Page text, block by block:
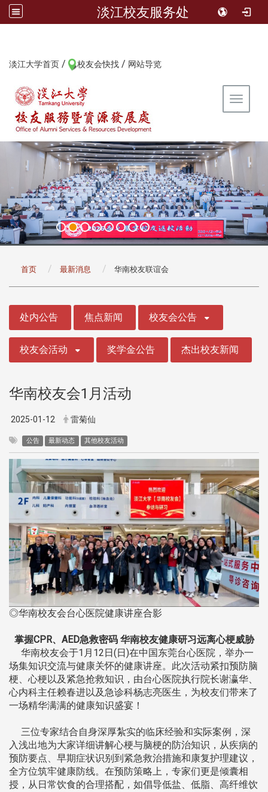
淡江校友服务处
淡江大学首页 / 校友会快找 / 网站导览
Toggle
首页 最新消息 华南校友联谊会
处内公告 焦点新闻 校友会公告
校友会活动 奖学金公告 杰出校友新闻
华南校友会1月活动
2025-01-12 雷菊仙
公告 最新动态 其他校友活动
◎华南校友会台心医院健康讲座合影
掌握CPR、AED急救密码 华南校友健康研习远离心梗威胁
华南校友会于1月12日(日)在中国东莞台心医院，举办一
场集知识交流与健康关怀的健康讲座。此次活动紧扣预防脑
梗、心梗以及紧急抢救知识，由台心医院执行院长谢瀛华、
心内科主任赖春进以及急诊科杨志亮医生，为校友们带来了
一场精华满满的健康知识盛宴！
三位专家结合自身深厚紮实的临床经验和实际案例，深
入浅出地为大家详细讲解心梗与脑梗的防治知识，从疾病的
预防要点、早期症状识别到紧急救治措施和康复护理建议，
全方位筑牢健康防线。在预防策略上，专家们更是倾囊相
授，从日常饮食的合理搭配，如倡导低盐、低脂、高纤维饮